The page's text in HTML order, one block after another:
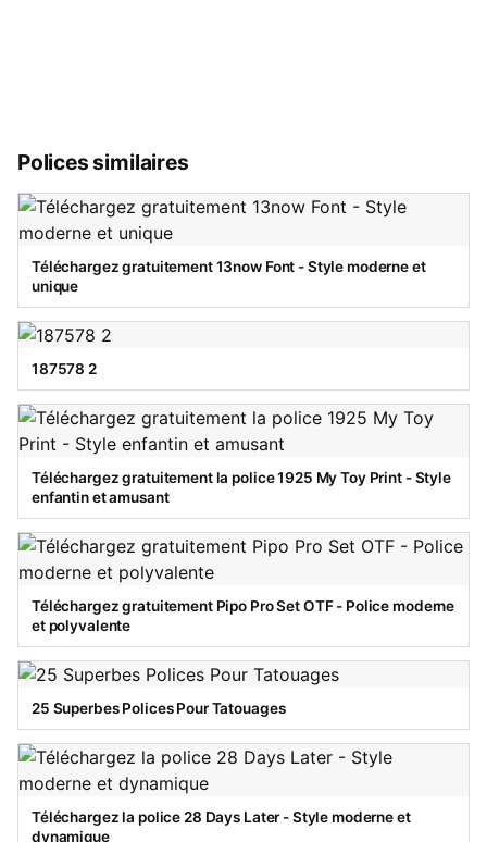
Polices similaires
Téléchargez gratuitement 13now Font - Style moderne et
unique
187578 2
Téléchargez gratuitement la police 1925 My Toy Print - Style
enfantin et amusant
Téléchargez gratuitement Pipo Pro Set OTF - Police moderne
et polyvalente
25 Superbes Polices Pour Tatouages
Téléchargez la police 28 Days Later - Style moderne et
dynamique